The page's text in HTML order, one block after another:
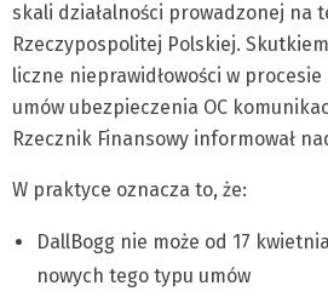
skali działalności prowadzonej na
Rzeczypospolitej Polskiej.
liczne nieprawidłowości w
umów ubezpieczenia OC
Rzecznik Finansowy informował
W praktyce oznacza to, że:
DallBogg nie może od 17
nowych tego typu umów